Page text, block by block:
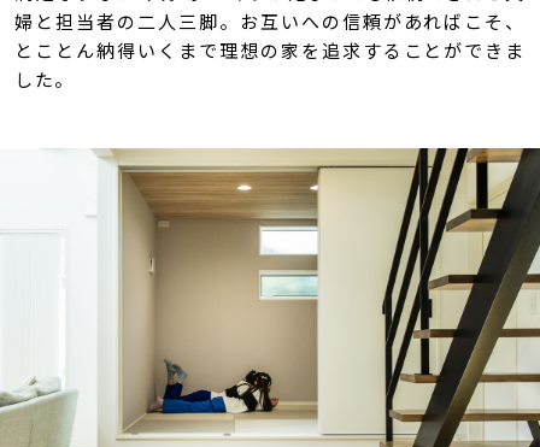
婦と担当者の二人三脚。お互いへの信頼があればこそ、
とことん納得いくまで理想の家を追求することができま
した。